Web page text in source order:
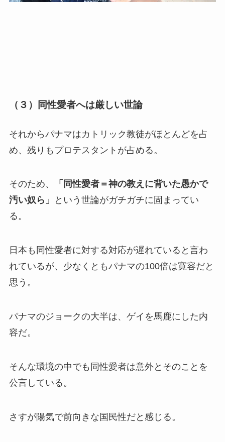
（３）同性愛者へは厳しい世論
それからパナマはカトリック教徒がほとんどを占
め、残りもプロテスタントが占める。
そのため、
「同性愛者＝神の教えに背いた愚かで
汚い奴ら」
という世論がガチガチに固まってい
る。
日本も同性愛者に対する対応が遅れていると言わ
れているが、少なくともパナマの100倍は寛容だと
思う。
パナマのジョークの大半は、ゲイを馬鹿にした内
容だ。
そんな環境の中でも同性愛者は意外とそのことを
公言している。
さすが陽気で前向きな国民性だと感じる。